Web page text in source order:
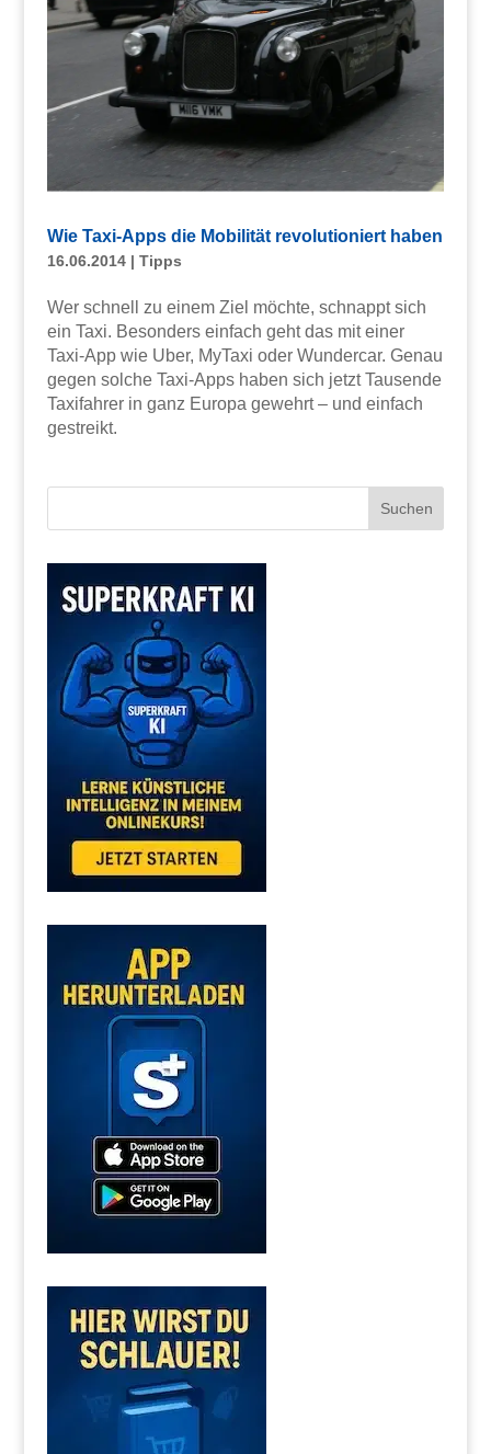
Wie Taxi-Apps die Mobilität revolutioniert haben
16.06.2014| Tipps
Wer schnell zu einem Ziel möchte, schnappt sich
ein Taxi. Besonders einfach geht das mit einer
Taxi-App wie Uber, MyTaxi oder Wundercar. Genau
gegen solche Taxi-Apps haben sich jetzt Tausende
Taxifahrer in ganz Europa gewehrt – und einfach
gestreikt.